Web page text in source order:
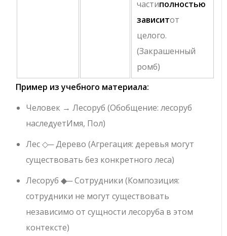
частиполностью
зависитот
целого.
(Закрашенный
ромб)
Пример из учебного материала:
Человек →Лесоруб (Обобщение: лесоруб
наследуетИмя, Пол)
Лес◇─Дерево (Агрегация: деревья могут
существовать без конкретного леса)
Лесоруб ◆─Сотрудники (Композиция:
сотрудники не могут существовать
независимо от сущности лесоруба в этом
контексте)